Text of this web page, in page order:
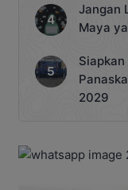
Jangan
Maya
2029